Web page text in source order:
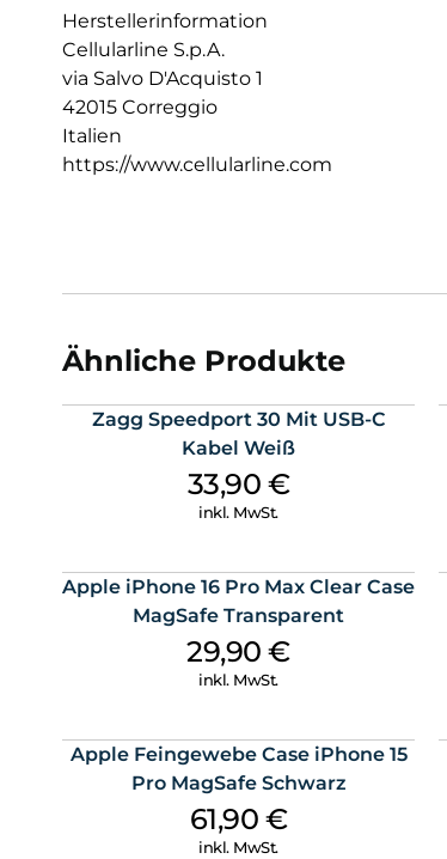
Herstellerinformation
Cellularline S.p.A.
via Salvo D'Acquisto 1
42015 Correggio
Italien
https://www.cellularline.com
Ähnliche Produkte
Zagg Speedport 30 Mit USB-C
Kabel Weiß
33,90 €
inkl. MwSt.
Apple iPhone 16 Pro Max Clear Case
MagSafe Transparent
29,90€
inkl. MwSt.
Apple Feingewebe Case iPhone 15
Pro MagSafe Schwarz
61,90 €
inkl. MwSt.